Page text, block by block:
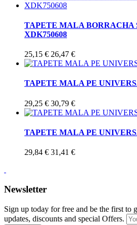
TAPETE MALA BORRACHA
XDK750608
25,15 € 26,47 €
TAPETE MALA PE
29,25 € 30,79 €
TAPETE MALA PE
29,84 € 31,41 €
Newsletter
Sign up today for free and be the first to
updates, discounts and special Offers.